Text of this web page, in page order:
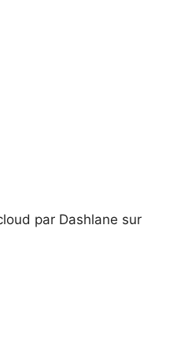
par Dashlane sur